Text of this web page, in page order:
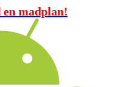
madplan!